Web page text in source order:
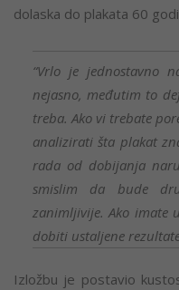
dolaska do plakata 60
“Vrlo je jednostavno
nejasno, međutim to
treba. Ako vi trebate
analizirati šta plakat
rada od dobijanja
smislim da bude
zanimljivije. Ako imate
dobiti ustaljene
Izložbu je postavio